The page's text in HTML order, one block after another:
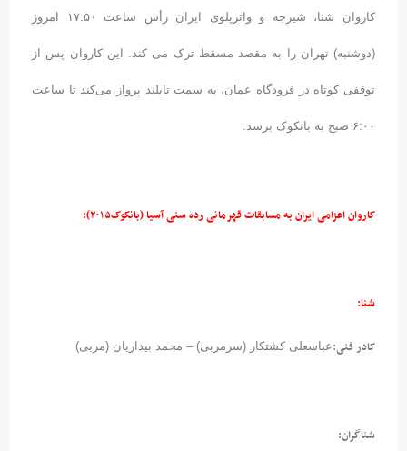
کاروان شنا، شیرجه و واترپلوی ایران رأس ساعت ۱۷:۵۰ امروز
(دوشنبه) تهران را به مقصد مسقط ترک می کند. این کاروان پس از
توقفی کوتاه در فرودگاه عمان، به سمت تایلند پرواز می‌کند تا ساعت
۶:۰۰ صبح به بانکوک برسد.
کاروان اعزامی ایران به مسابقات قهرمانی رده سنی آسیا (بانکوک۲۰۱۵):
شنا:
کادر فنی:عباسعلی کشتکار (سرمربی) – محمد بیداریان (مربی)
شناگران: